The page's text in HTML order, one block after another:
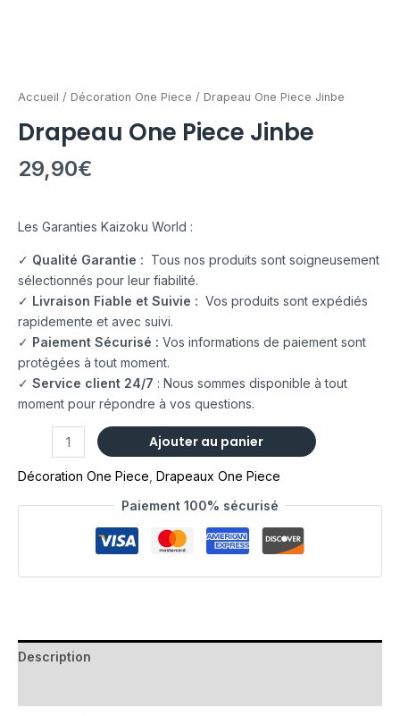
Accueil / Décoration One Piece / Drapeau One Piece Jinbe
Drapeau One Piece Jinbe
29,90€
Les Garanties Kaizoku World :
✓ Qualité Garantie : Tous nos produits sont soigneusement
sélectionnés pour leur fiabilité.
✓ Livraison Fiable et Suivie : Vos produits sont expédiés
rapidemente et avec suivi.
✓ Paiement Sécurisé : Vos informations de paiement sont
protégées à tout moment.
✓ Service client 24/7 : Nous sommes disponible à tout
moment pour répondre à vos questions.
Ajouter au panier
Décoration One Piece Drapeaux One Piece
Paiement 100% sécurisé
Description